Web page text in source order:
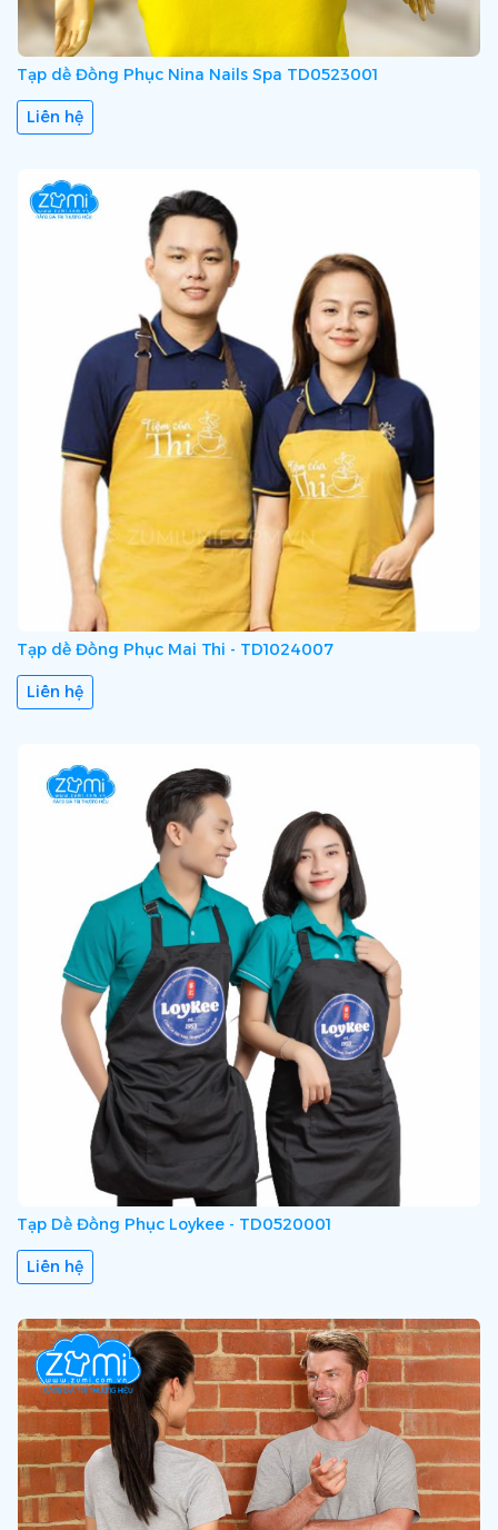
Tạp dề Đồng Phục Nina Nails Spa TD0523001
Liên hệ
Tạp dề Đồng Phục Mai Thi - TD1024007
Liên hệ
Tạp Dề Đồng Phục Loykee - TD0520001
Liên hệ